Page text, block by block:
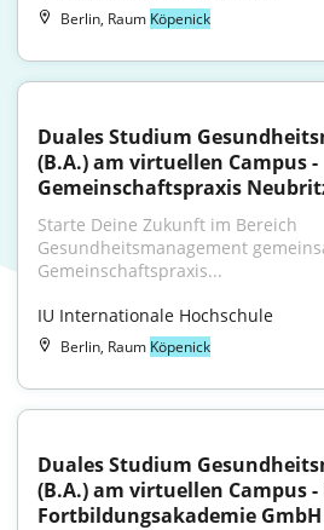
Berlin, Raum Köpenick
Duales Studium
(B.A.) am virtuellen Campus -
Gemeinschaftspraxis
Starte Deine Zukunft im Bereich
Gesundheitsmanagement
Gemeinschaftspraxis...
IU Internationale Hochschule
Berlin, Raum Köpenick
Duales Studium
(B.A.) am virtuellen Campus
Fortbildungsakademie GmbH